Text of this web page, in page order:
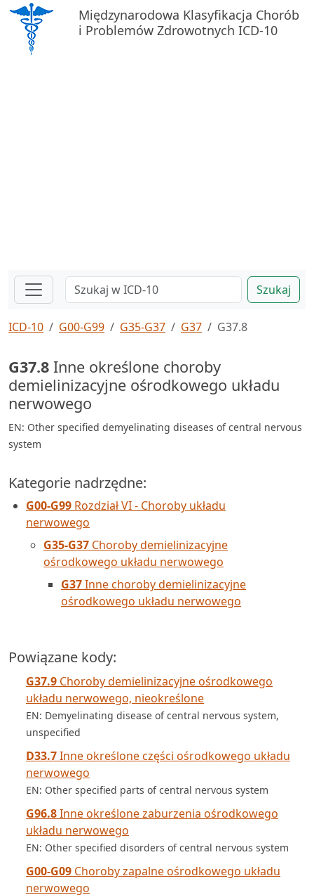
Międzynarodowa Klasyfikacja Chorób
i Problemów Zdrowotnych ICD-10
Szukaj
ICD-10 G00-G99 G35-G37 G37 G37.8
G37.8 Inne określone choroby
demielinizacyjne ośrodkowego układu
nerwowego
EN: Other specified demyelinating diseases of central nervous
system
Kategorie nadrzędne:
G00-G99 Rozdział VI - Choroby układu
nerwowego
G35-G37 Choroby demielinizacyjne
ośrodkowego układu nerwowego
G37Inne choroby demielinizacyjne
ośrodkowego układu nerwowego
Powiązane kody:
G37.9 Choroby demielinizacyjne ośrodkowego
układu nerwowego, nieokreślone
EN: Demyelinating disease of central nervous system,
unspecified
D33.7Inne określone części ośrodkowego układu
nerwowego
EN: Other specified parts of central nervous system
G96.8Inne określone zaburzenia ośrodkowego
układu nerwowego
EN: Other specified disorders of central nervous system
G00-G09 Choroby zapalne ośrodkowego układu
nerwowego